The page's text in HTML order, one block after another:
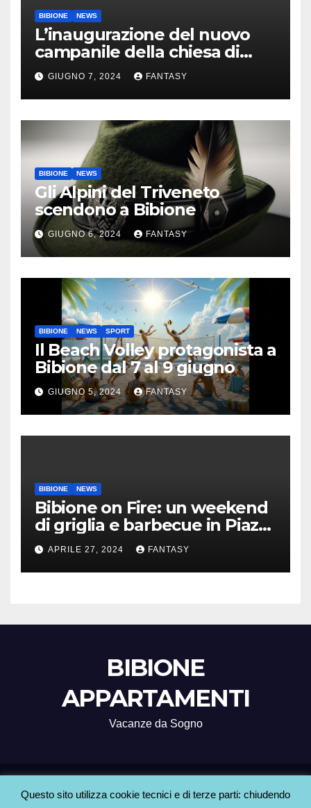
BIBIONE NEWS
L’inaugurazione del nuovo
campanile della chiesa di
Santa Maria Assunta di
Bibione
GIUGNO 7, 2024 FANTASY
BIBIONE NEWS
Gli Alpini del Triveneto
scendono a Bibione
GIUGNO 6, 2024 FANTASY
BIBIONE NEWS SPORT
Il Beach Volley protagonista a
Bibione dal 7 al 9 giugno
GIUGNO 5, 2024 FANTASY
BIBIONE NEWS
Bibione on Fire: un weekend
di griglia e barbecue in Piazza
Treviso
APRILE 27, 2024 FANTASY
BIBIONE
APPARTAMENTI
Vacanze da Sogno
Proudly powered by WordPress Tema: Newsup di Themeansar .
Questo sito utilizza cookie tecnici e di terze parti: chiudendo